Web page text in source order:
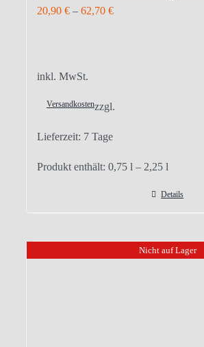
20,90 € – 62,70 €
inkl. MwSt.
zzgl.
Versandkosten
Lieferzeit: 7 Tage
Produkt enthält: 0,75 l – 2,25 l
Details
Nicht auf Lager